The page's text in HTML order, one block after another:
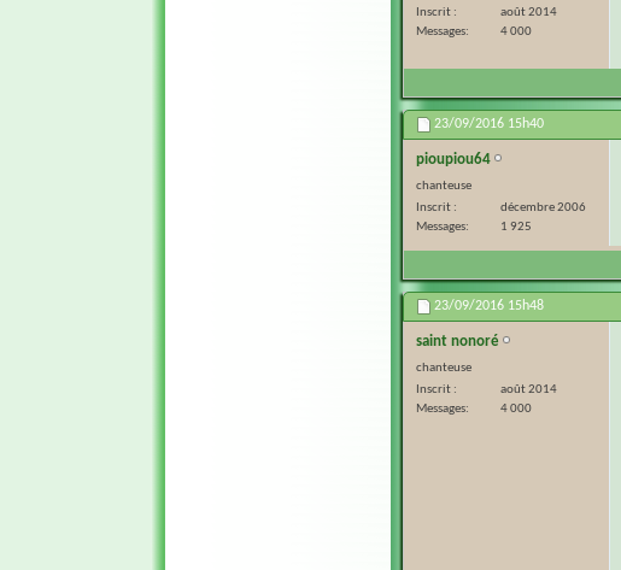
Inscrit
août 2014
Messages
4 000
23/09/2016 15h40
pioupiou64
chanteuse
Inscrit
décembre 2006
Messages
1 925
23/09/2016 15h48
saint nonoré
chanteuse
Inscrit
août 2014
Messages
4 000